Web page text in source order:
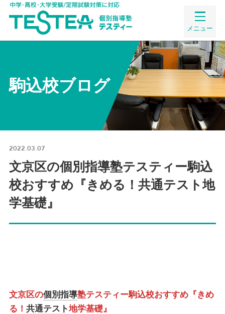
メニュー
駒込校ブログ
2022.03.07
文京区の個別指導塾テスティー駒込
校おすすめ『きめる！共通テスト地
学基礎』
文京区の個別指導塾テスティー駒込校おすすめ『きめ
る！ 共通テスト地学基礎』